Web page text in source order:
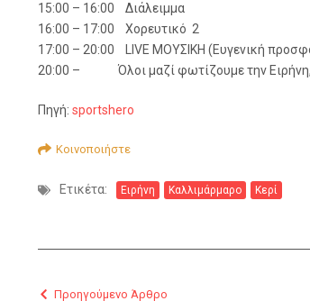
15:00 – 16:00 Διάλειμμα
16:00 – 17:00 Χορευτικό 2
17:00 – 20:00 LIVE ΜΟΥΣΙΚΗ (Ευγενική
20:00 – Όλοι μαζί φωτίζουμε την Ειρήνη,
Πηγή: sportshero
Κοινοποιήστε
Ετικέτα: Ειρήνη Καλλιμάρμαρο Κερί
Προηγούμενο Άρθρο